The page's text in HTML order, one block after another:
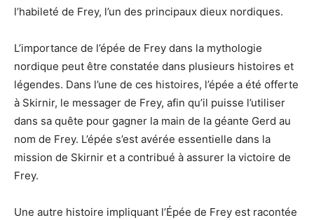
l’habileté de Frey, l’un des principaux dieux nordiques.
L’importance de l’épée de Frey dans la mythologie
nordique peut être constatée dans plusieurs histoires et
légendes. Dans l’une de ces histoires, l’épée a été offerte
à Skirnir, le messager de Frey, afin qu’il puisse l’utiliser
dans sa quête pour gagner la main de la géante Gerd au
nom de Frey. L’épée s’est avérée essentielle dans la
mission de Skirnir et a contribué à assurer la victoire de
Frey.
Une autre histoire impliquant l’Épée de Frey est racontée